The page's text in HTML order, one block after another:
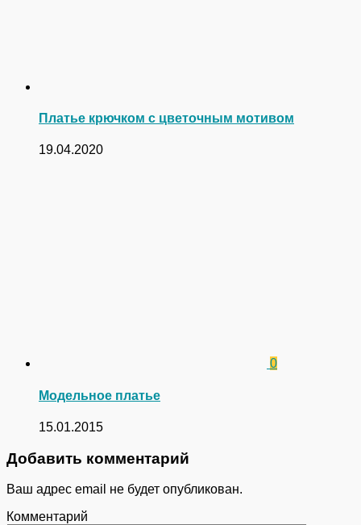
Платье крючком с цветочным мотивом
19.04.2020
0
Модельное платье
15.01.2015
Добавить комментарий
Ваш адрес email не будет опубликован.
Комментарий